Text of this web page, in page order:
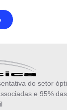
do setor
e 95%